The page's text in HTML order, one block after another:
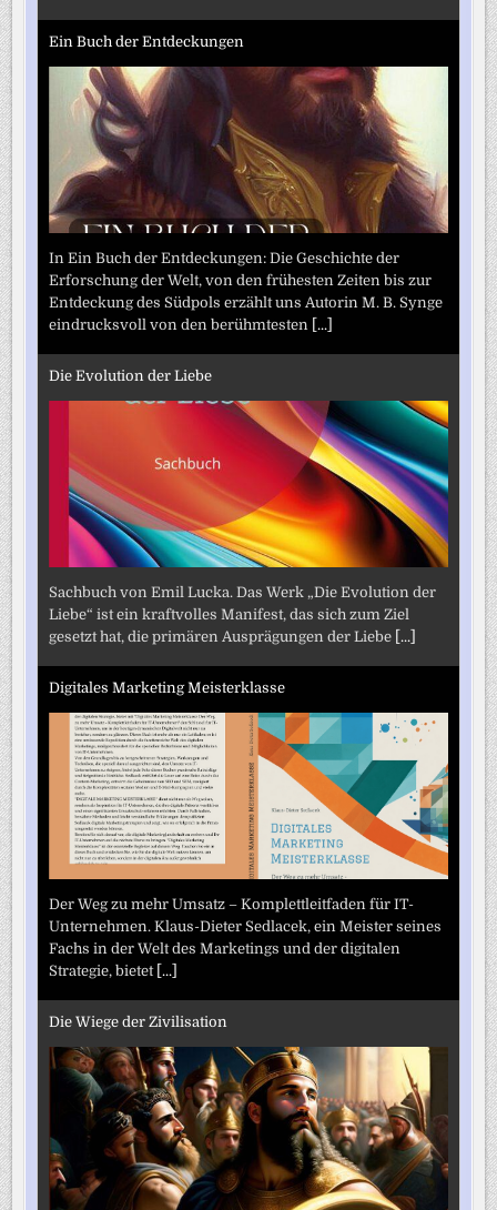
Ein Buch der Entdeckungen
In Ein Buch der Entdeckungen: Die Geschichte der
Erforschung der Welt, von den frühesten Zeiten bis zur
Entdeckung des Südpols erzählt uns Autorin M. B. Synge
eindrucksvoll von den berühmtesten [...]
Die Evolution der Liebe
Sachbuch von Emil Lucka. Das Werk „Die Evolution der
Liebe“ ist ein kraftvolles Manifest, das sich zum Ziel
gesetzt hat, die primären Ausprägungen der Liebe [...]
Digitales Marketing Meisterklasse
Der Weg zu mehr Umsatz – Komplettleitfaden für IT-
Unternehmen. Klaus-Dieter Sedlacek, ein Meister seines
Fachs in der Welt des Marketings und der digitalen
Strategie, bietet [...]
Die Wiege der Zivilisation